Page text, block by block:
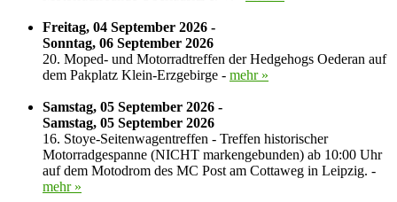
Freitag, 04 September 2026 -
Sonntag, 06 September 2026
20. Moped- und Motorradtreffen der Hedgehogs Oederan auf
dem Pakplatz Klein-Erzgebirge - mehr »
Samstag, 05 September 2026 -
Samstag, 05 September 2026
16. Stoye-Seitenwagentreffen - Treffen historischer
Motorradgespanne (NICHT markengebunden) ab 10:00 Uhr
auf dem Motodrom des MC Post am Cottaweg in Leipzig. -
mehr »